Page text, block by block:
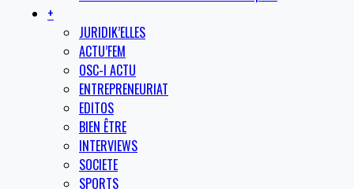
+
JURIDIK’ELLES
ACTU’FEM
OSC-I ACTU
ENTREPRENEURIAT
EDITOS
BIEN ÊTRE
INTERVIEWS
SOCIETE
SPORTS